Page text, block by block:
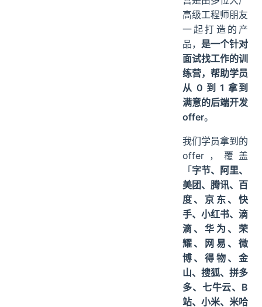
高级工程师朋友
一起打造的产
品， 是一个针对
面试找工作的训
练营，帮助学员
从 0 到 1 拿到
满意的后端开发
offer。
我们学员拿到的
offer，覆盖
「字节、阿里、
美团、腾讯、百
度、京东、快
手、小红书、滴
滴、华为、荣
耀、网易、微
博、得物、金
山、搜狐、拼多
多、七牛云、B
站、小米、米哈